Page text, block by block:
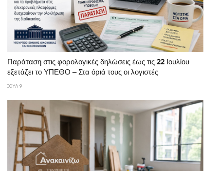
Παράταση στις φορολογικές δηλώσεις έως τις 22 Ιουλίου
εξετάζει το ΥΠΕΘΟ – Στα όριά τους οι λογιστές
ΙΟΥΛ 9